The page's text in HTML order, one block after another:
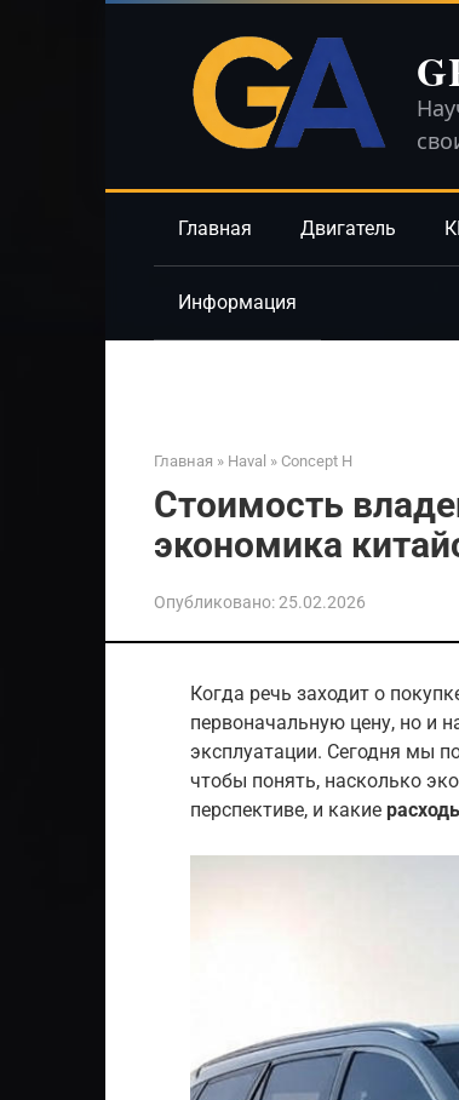
Главная Двигатель
Информация
Главная » Haval » Concept H
Стоимость
экономика
Опубликовано:25.02.2026
Когда речь заходит о
первоначальную цену, но и
эксплуатации. Сегодня мы
чтобы понять, насколько
перспективе, и какие